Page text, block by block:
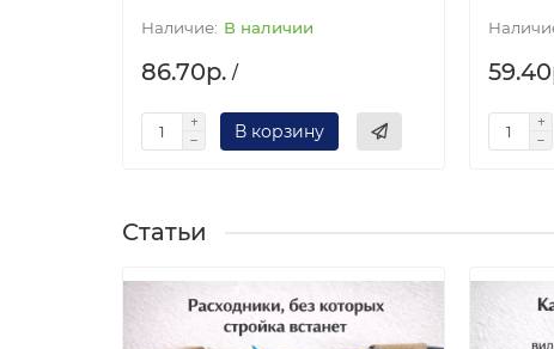
В наличии
86.70р. /
В корзину
Статьи